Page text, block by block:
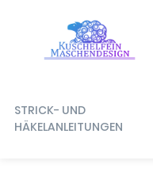
STRICK- UND
HÄKELANLEITUNGEN